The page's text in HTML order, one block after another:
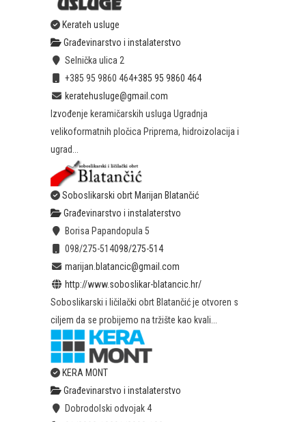
Kerateh usluge
Građevinarstvo i instalaterstvo
Selnička ulica 2
+385 95 9860 464+385 95 9860 464
keratehusluge@gmail.com
Izvođenje keramičarskih usluga Ugradnja
velikoformatnih pločica Priprema, hidroizolacija i
ugrad...
Soboslikarski obrt Marijan Blatančić
Građevinarstvo i instalaterstvo
Borisa Papandopula 5
098/275-514098/275-514
marijan.blatancic@gmail.com
http://www.soboslikar-blatancic.hr/
Soboslikarski i ličilački obrt Blatančić je otvoren s
ciljem da se probijemo na tržište kao kvali...
KERA MONT
Građevinarstvo i instalaterstvo
Dobrodolski odvojak 4